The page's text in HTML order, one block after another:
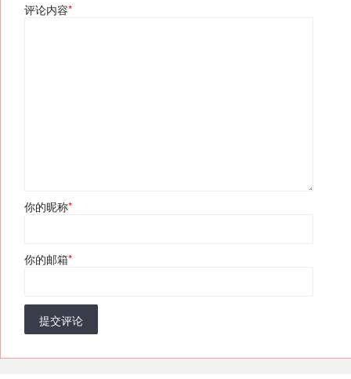
评论内容*
你的昵称*
你的邮箱*
提交评论